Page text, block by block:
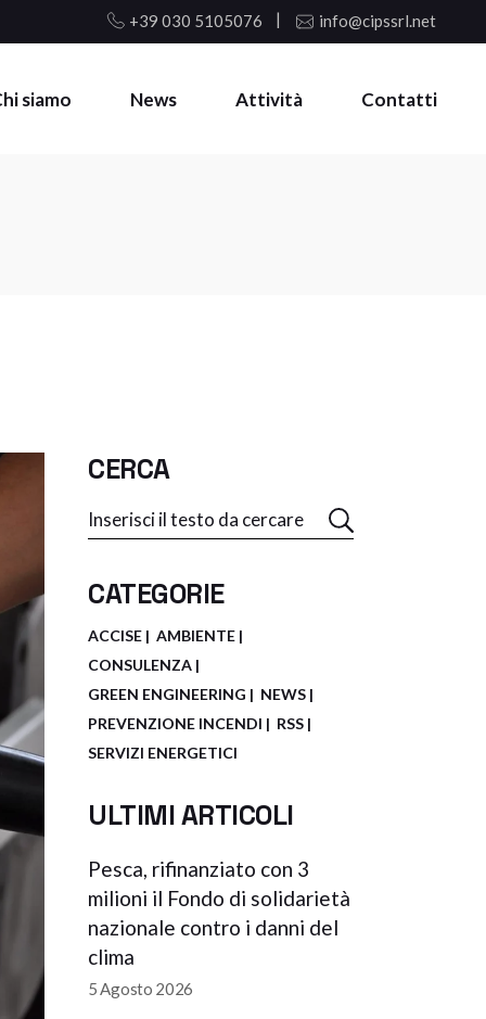
+39 030 5105076 info@cipssrl.net
siamo News Attività Contatti
CERCA
Search
CATEGORIE
ACCISE
AMBIENTE
CONSULENZA
GREEN ENGINEERING
NEWS
PREVENZIONE INCENDI
RSS
SERVIZI ENERGETICI
ULTIMI ARTICOLI
Pesca, rifinanziato con 3
milioni il Fondo di solidarietà
nazionale contro i danni del
clima
5 Agosto 2026